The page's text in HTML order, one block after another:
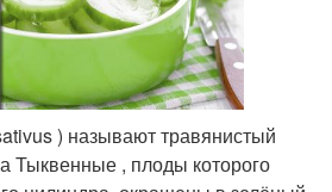
) называют травянистый
Тыквенные , плоды которого